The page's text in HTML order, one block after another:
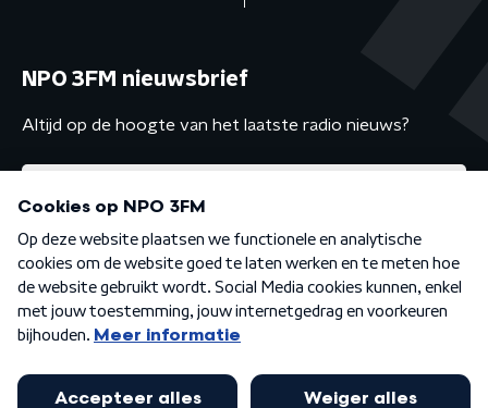
NPO 3FM nieuwsbrief
Altijd op de hoogte van het laatste radio nieuws?
Algemene voorwaarden Privacybeleid